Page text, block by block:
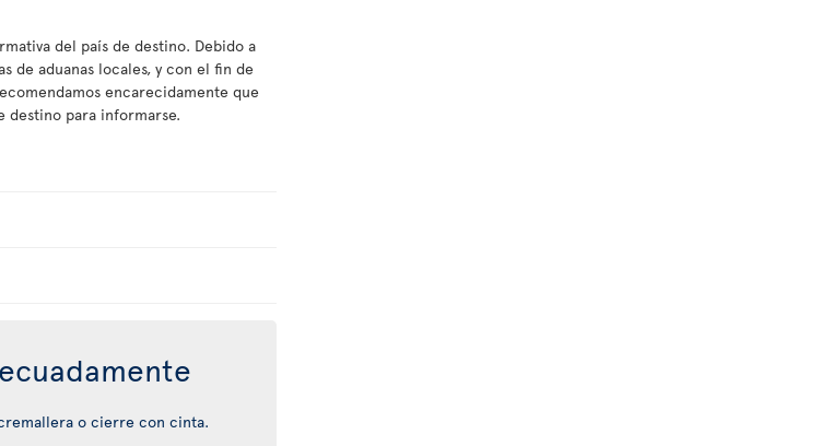
del país de destino. Debido a
de aduanas locales, y con el fin de
encarecidamente que
destino para informarse.
o cierre con cinta.